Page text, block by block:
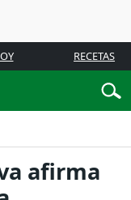
RECETAS
afirma